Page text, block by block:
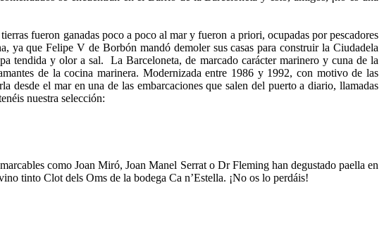
fueron ganadas poco a poco al mar y fueron a priori, ocupadas por pescadores
ya que Felipe V de Borbón mandó demoler sus casas para construir la Ciudadela
tendida y olor a sal. La Barceloneta, de marcado carácter marinero y cuna de la
de la cocina marinera. Modernizada entre 1986 y 1992, con motivo de las
desde el mar en una de las embarcaciones que salen del puerto a diario, llamadas
nuestra selección:
como Joan Miró, Joan Manel Serrat o Dr Fleming han degustado paella en
tinto Clot dels Oms de la bodega Ca n’Estella. ¡No os lo perdáis!